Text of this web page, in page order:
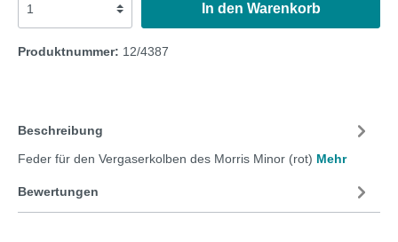
In den Warenkorb
Produktnummer: 12/4387
Beschreibung
Feder für den Vergaserkolben des Morris Minor (rot) Mehr
Bewertungen